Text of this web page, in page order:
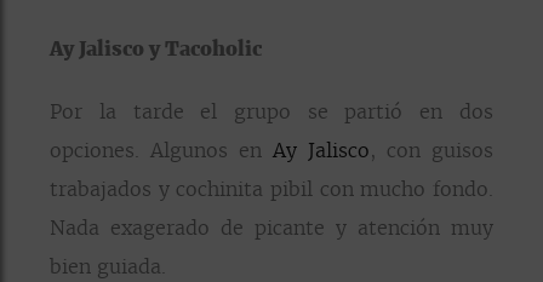
Ay Jalisco y Tacoholic
Por la tarde el grupo se partió en dos
opciones. Algunos en Ay Jalisco, con guisos
trabajados y cochinita pibil con mucho fondo.
Nada exagerado de picante y atención muy
bien guiada.